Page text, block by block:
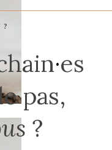
?
·es
pas,
?